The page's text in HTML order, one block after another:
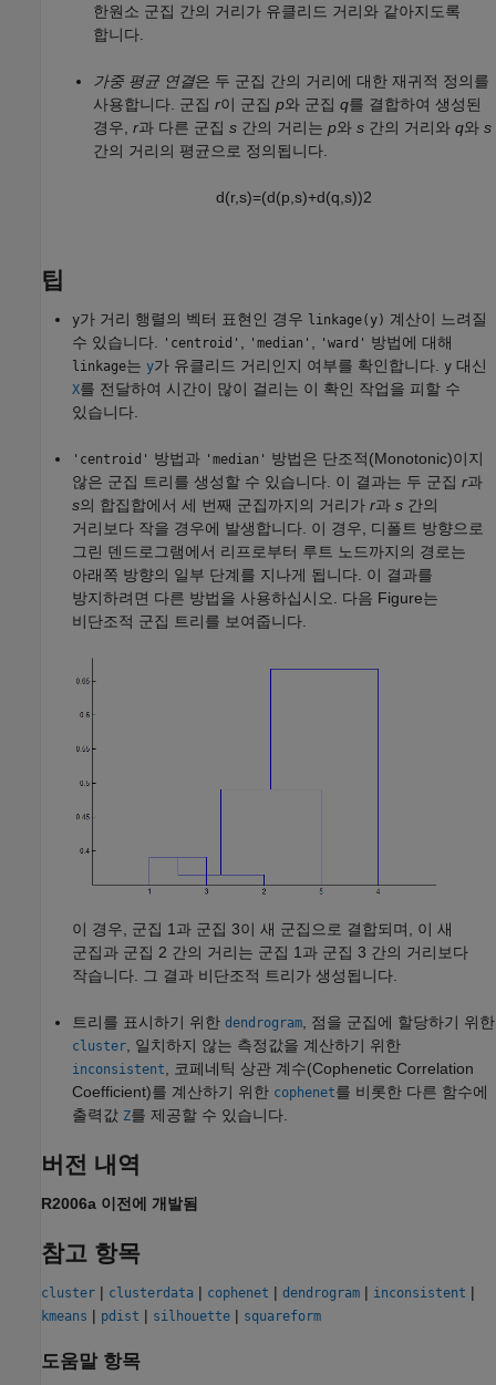
한원소 군집 간의 거리가 유클리드 거리와 같아지도록
합니다.
가중 평균 연결은 두 군집 간의 거리에 대한 재귀적 정의를
사용합니다. 군집r이 군집p와 군집q를 결합하여 생성된
경우,r과 다른 군집s 간의 거리는p와s 간의 거리와q와s
간의 거리의 평균으로 정의됩니다.
d(r,s)=(d(p ,s)+d(q ,s))2
팁
y가 거리 행렬의 벡터 표현인 경우 linkage(y) 계산이 느려질
수 있습니다.
'centroid' 'median' 'ward' 방법에 대해
linkage는 y가 유클리드 거리인지 여부를 확인합니다. y 대신
X를 전달하여 시간이 많이 걸리는 이 확인 작업을 피할 수
있습니다.
'centroid' 방법과 'median' 방법은 단조적(Monotonic)이지
않은 군집 트리를 생성할 수 있습니다. 이 결과는 두 군집 r과
s의 합집합에서 세 번째 군집까지의 거리가 r과 s 간의
거리보다 작을 경우에 발생합니다. 이 경우, 디폴트 방향으로
그린 덴드로그램에서 리프로부터 루트 노드까지의 경로는
아래쪽 방향의 일부 단계를 지나게 됩니다. 이 결과를
방지하려면 다른 방법을 사용하십시오. 다음 Figure는
비단조적 군집 트리를 보여줍니다.
이 경우, 군집 1과 군집 3이 새 군집으로 결합되며, 이 새
군집과 군집 2 간의 거리는 군집 1과 군집 3 간의 거리보다
작습니다. 그 결과 비단조적 트리가 생성됩니다.
트리를 표시하기 위한 dendrogram , 점을 군집에 할당하기 위한
cluster , 일치하지 않는 측정값을 계산하기 위한
inconsistent
, 코페네틱 상관 계수(Cophenetic Correlation
Coefficient)를 계산하기 위한 cophenet를 비롯한 다른 함수에
출력값 Z를 제공할 수 있습니다.
버전 내역
R2006a 이전에 개발됨
참고 항목
cluster | clusterdata | cophenet | dendrogram | inconsistent |
kmeans | pdist | silhouette | squareform
도움말 항목